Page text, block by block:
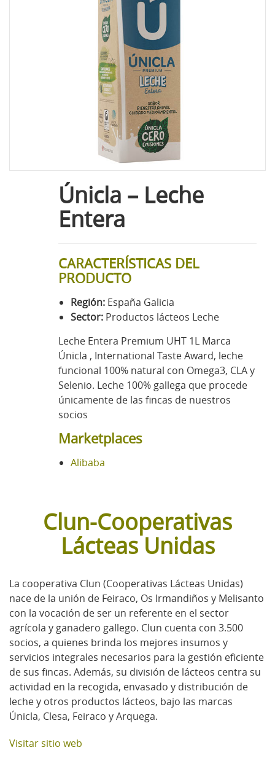
Únicla – Leche
Entera
CARACTERÍSTICAS DEL
PRODUCTO
Región: España Galicia
Sector: Productos lácteos Leche
Leche Entera Premium UHT 1L Marca
Únicla , International Taste Award, leche
funcional 100% natural con Omega3, CLA y
Selenio. Leche 100% gallega que procede
únicamente de las fincas de nuestros
socios
Marketplaces
Alibaba
Clun-Cooperativas
Lácteas Unidas
La cooperativa Clun (Cooperativas Lácteas Unidas)
nace de la unión de Feiraco, Os Irmandiños y Melisanto
con la vocación de ser un referente en el sector
agrícola y ganadero gallego. Clun cuenta con 3.500
socios, a quienes brinda los mejores insumos y
servicios integrales necesarios para la gestión eficiente
de sus fincas. Además, su división de lácteos centra su
actividad en la recogida, envasado y distribución de
leche y otros productos lácteos, bajo las marcas
Únicla, Clesa, Feiraco y Arquega.
Visitar sitio web